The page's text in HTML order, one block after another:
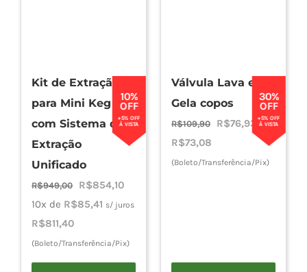
na
página
do
produto
na
página
do
produto
10%
OFF
+5% OFF
À VISTA
Kit de Extração
para Mini Keg
com Sistema de
Extração
Unificado
R$949,00
O
preço
era:
R$949,00.
R$854,10O
preço
é:
R$854,10.
10x de R$85,41 s/ juros
R$811,40
(Boleto/Transferência/Pix)
30%
OFF
+5% OFF
À VISTA
Válvula Lava e
Gela copos
R$109,90
O
original
R$76,93 O
preço
atual
R$73,08
(Boleto/Transferência/Pix)